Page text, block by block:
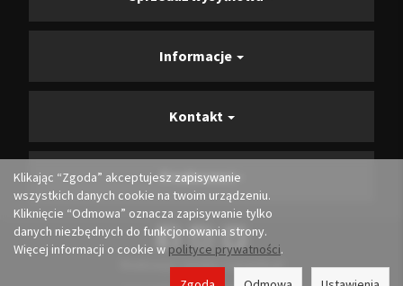
Informacje
Kontakt
Producenci
Realizacja i opieka:Convertis.pl
Klikając “Zgoda” akceptujesz zapisywanie
wszystkich danych cookie na twoim urządzeniu.
Kliknięcie “Odmowa” oznacza zapisywanie tylko
danych niezbędnych do funkcjonowania strony.
Więcej informacji o cookie w polityce prywatności.